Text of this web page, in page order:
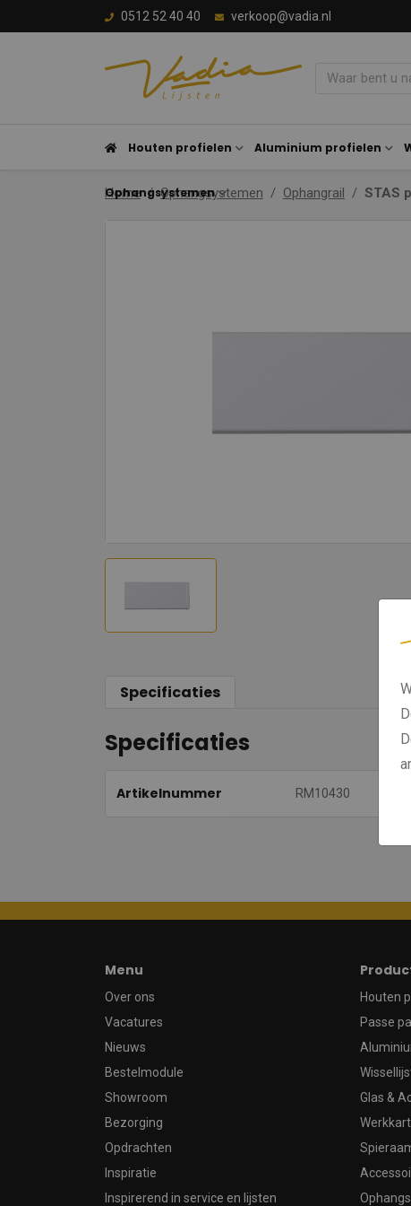
0512 52 40 40 verkoop@vadia.nl
Houten profielen Aluminium profielen
Ophangsystemen
Home Ophangsystemen Ophangrail STAS
Specificaties
Specificaties
Artikelnummer RM10430
Menu
Over ons
Vacatures
Nieuws
Bestelmodule
Showroom
Bezorging
Opdrachten
Inspiratie
Inspirerend in service en lijsten
Houten
Passe
Glas &